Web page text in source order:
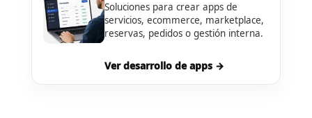
Soluciones para crear apps de
servicios, ecommerce, marketplace,
reservas, pedidos o gestión interna.
Ver desarrollo de apps →